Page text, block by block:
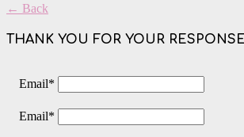
← Back
THANK YOU FOR YOUR
Email*
Email*